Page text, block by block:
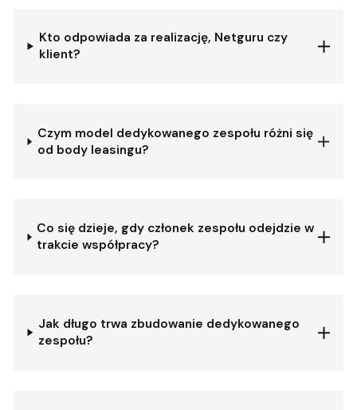
Kto odpowiada za realizację, Netguru czy
klient?
Czym model dedykowanego zespołu różni się
od body leasingu?
Co się dzieje, gdy członek zespołu odejdzie w
trakcie współpracy?
Jak długo trwa zbudowanie dedykowanego
zespołu?